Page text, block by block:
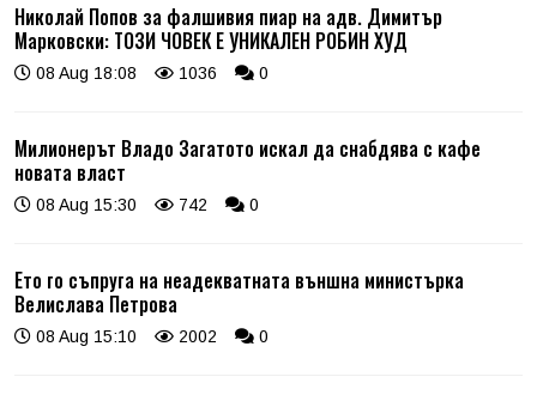
Николай Попов за фалшивия пиар на адв. Димитър
Марковски: ТОЗИ ЧОВЕК Е УНИКАЛЕН РОБИН ХУД
08 Aug 18:08 1036 0
Милионерът Владо Загатото искал да снабдява с кафе
новата власт
08 Aug 15:30 742 0
Ето го съпруга на неадекватната външна министърка
Велислава Петрова
08 Aug 15:10 2002 0